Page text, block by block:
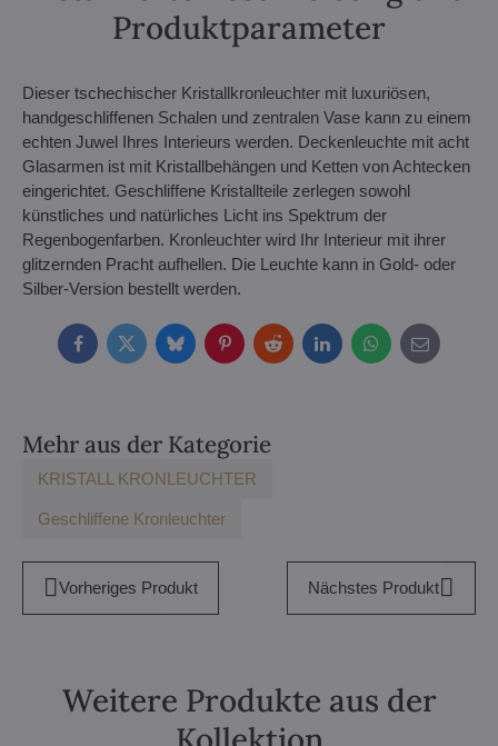
Produktparameter
Dieser tschechischer Kristallkronleuchter mit luxuriösen,
handgeschliffenen Schalen und zentralen Vase kann zu einem
echten Juwel Ihres Interieurs werden. Deckenleuchte mit acht
Glasarmen ist mit Kristallbehängen und Ketten von Achtecken
eingerichtet. Geschliffene Kristallteile zerlegen sowohl
künstliches und natürliches Licht ins Spektrum der
Regenbogenfarben. Kronleuchter wird Ihr Interieur mit ihrer
glitzernden Pracht aufhellen. Die Leuchte kann in Gold- oder
Silber-Version bestellt werden.
FacebookTwitterBlueskyPinterestRedditLinkedInWhatsApp
E-
mail
Mehr aus der Kategorie
KRISTALL KRONLEUCHTER
Geschliffene Kronleuchter
Vorheriges Produkt Nächstes Produkt
Weitere Produkte aus der